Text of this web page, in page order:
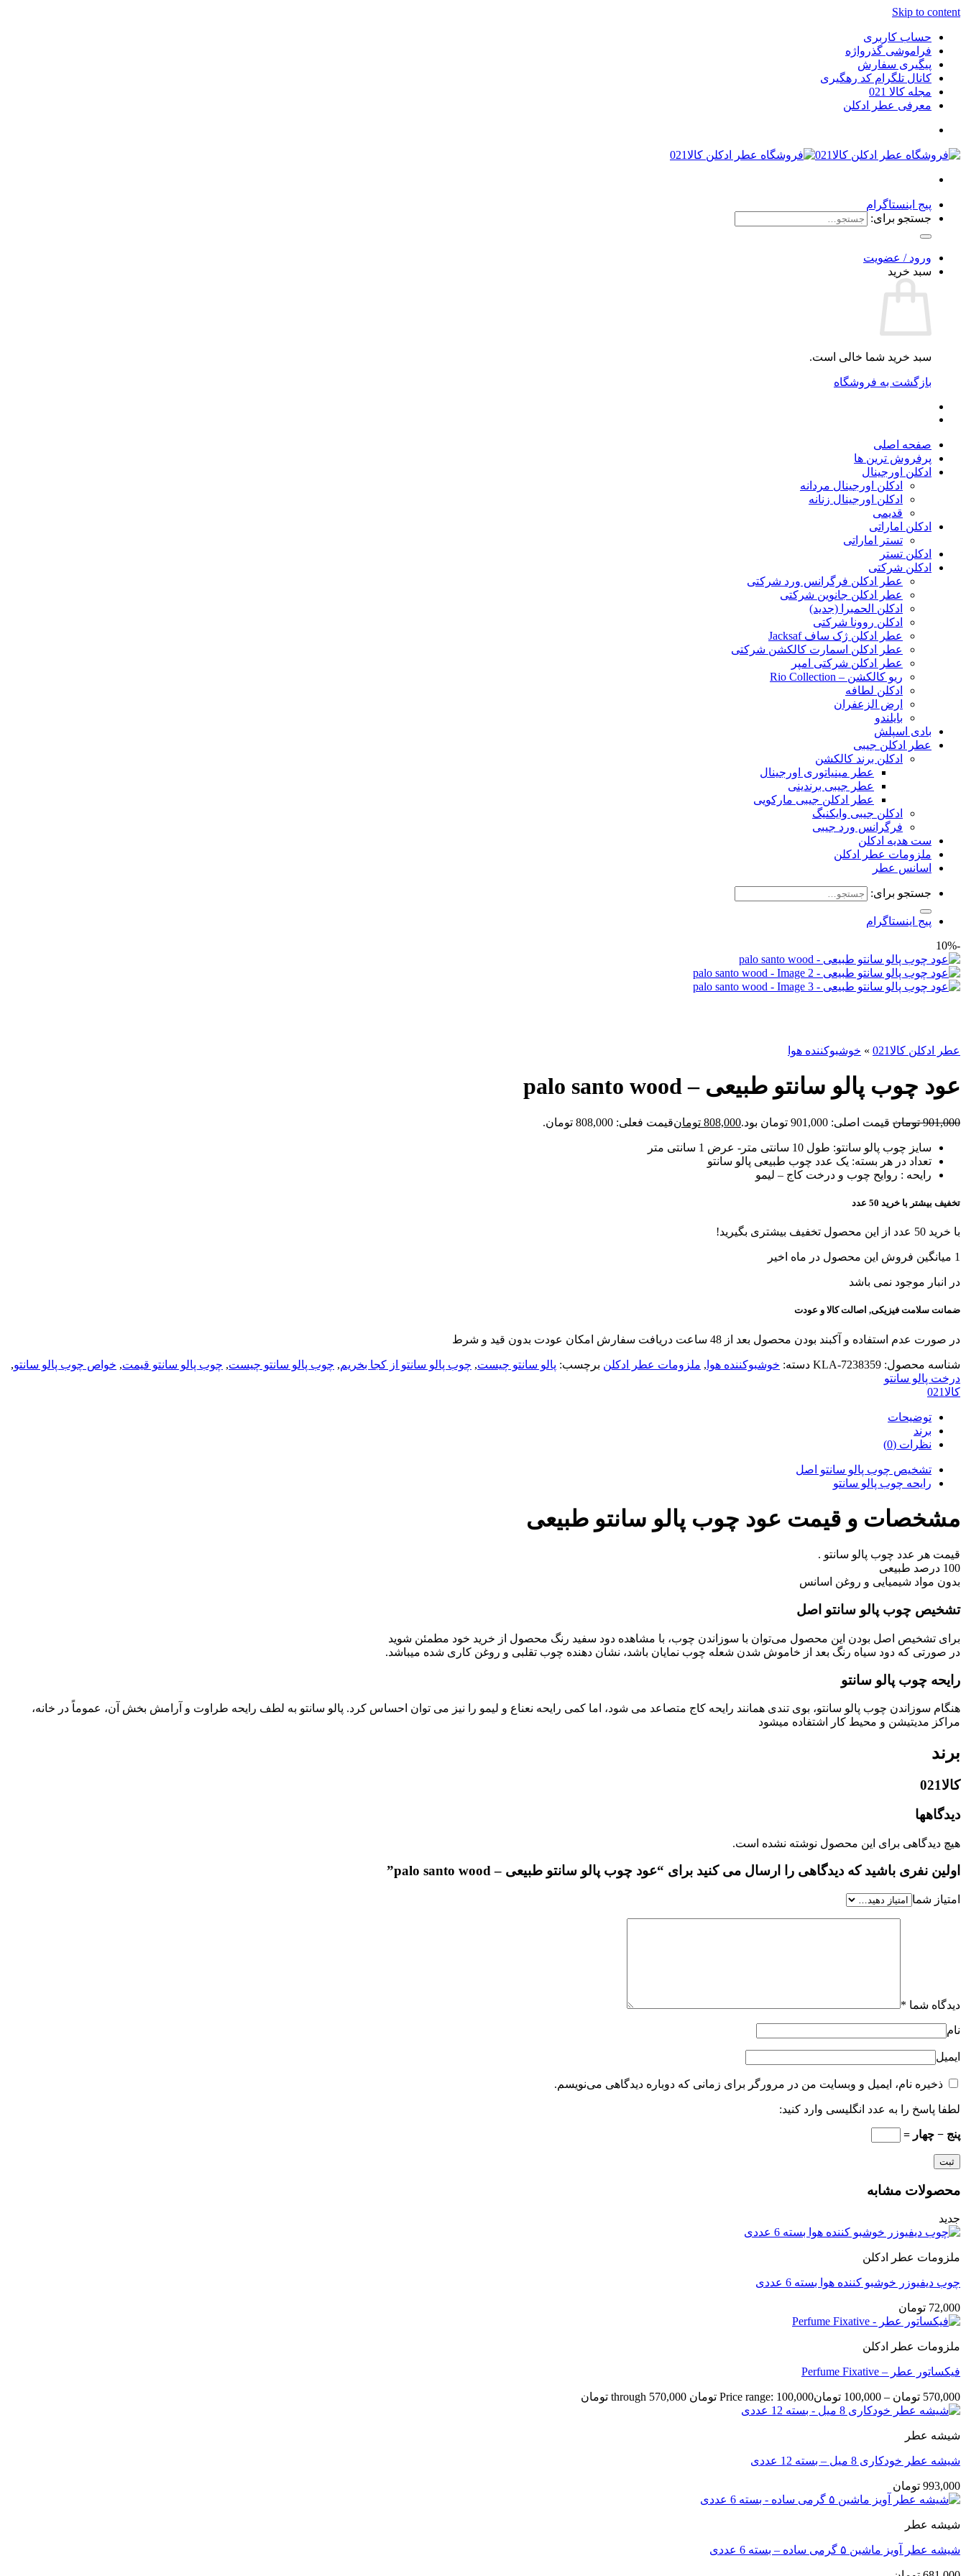
Skip to content
حساب کاربری
فراموشی گذرواژه
پیگیری سفارش
کانال تلگرام کد رهگیری
مجله کالا 021
معرفی عطر ادکلن
پیج اینستاگرام
جستجو برای:
ورود / عضویت
سبد خرید
سبد خرید شما خالی است.
بازگشت به فروشگاه
صفحه اصلی
پرفروش ترین ها
ادکلن اورجینال
ادکلن اورجینال مردانه
ادکلن اورجینال زنانه
قدیمی
ادکلن اماراتی
تستر اماراتی
ادکلن تستر
ادکلن شرکتی
عطر ادکلن فرگرانس ورد شرکتی
عطر ادکلن جانوین شرکتی
ادکلن الحمبرا (جدید)
ادکلن روونا شرکتی
عطر ادکلن ژک‌ ساف Jacksaf
عطر ادکلن اسمارت کالکشن شرکتی
عطر ادکلن شرکتی امپر
ریو کالکشن – Rio Collection
ادکلن لطافه
ارض الزعفران
بایلندو
بادی اسپلش
عطر ادکلن جیبی
ادکلن برند کالکشن
عطر مینیاتوری اورجینال
عطر جیبی برندینی
عطر ادکلن جیبی مارکویی
ادکلن جیبی وایکنیگ
فرگرانس ورد جیبی
ست هدیه ادکلن
ملزومات عطر ادکلن
اسانس عطر
جستجو برای:
پیج اینستاگرام
-10%
عطر ادکلن کالا021 » خوشبوکننده هوا
عود چوب پالو سانتو طبیعی – palo santo wood
901,000 تومان قیمت اصلی: 901,000 تومان بود. 808,000 تومانقیمت فعلی: 808,000 تومان.
سایز چوب پالو سانتو: طول 10 سانتی متر- عرض 1 سانتی متر
تعداد در هر بسته: یک عدد چوب طبیعی پالو سانتو
رایحه : روایح چوب و درخت کاج – لیمو
تخفیف بیشتر با خرید 50 عدد
با خرید 50 عدد از این محصول تخفیف بیشتری بگیرید!
1 میانگین فروش این محصول در ماه اخیر
در انبار موجود نمی باشد
ضمانت سلامت فیزیکی, اصالت کالا و عودت
در صورت عدم استفاده و آکبند بودن محصول بعد از 48 ساعت دریافت سفارش امکان عودت بدون قید و شرط
شناسه محصول: KLA-7238359 دسته: خوشبوکننده هوا , ملزومات عطر ادکلن برچسب: پالو سانتو چیست, چوب پالو سانتو از کجا بخریم, چوب پالو سانتو چیست, چوب پالو سانتو قیمت, خواص چوب پالو سانتو,
درخت پالو سانتو
کالا021
توضیحات
برند
نظرات (0)
تشخیص چوب پالو سانتو اصل
رایحه چوب پالو سانتو
مشخصات و قیمت عود چوب پالو سانتو طبیعی
قیمت هر عدد چوب پالو سانتو .
100 درصد طبیعی
بدون مواد شیمیایی و روغن اسانس
تشخیص چوب پالو سانتو اصل
برای تشخيص اصل بودن این محصول می‌توان با سوزاندن چوب، با مشاهده دود سفید رنگ محصول از خرید خود مطمئن شوید
در صورتی که دود سیاه رنگ بعد از خاموش شدن شعله چوب نمایان باشد، نشان دهنده چوب تقلبی و روغن کاری شده میباشد.
رایحه چوب پالو سانتو
هنگام سوزاندن چوب پالو سانتو، بوی تندی همانند رایحه کاج متصاعد می شود، اما کمی رایحه نعناع و لیمو را نیز می توان احساس کرد. پالو سانتو به لطف رایحه طراوت و آرامش بخش آن، عموماً در خانه،
مراکز مدیتیشن و محیط کار اشتفاده میشود
برند
کالا021
دیدگاهها
هیچ دیدگاهی برای این محصول نوشته نشده است.
اولین نفری باشید که دیدگاهی را ارسال می کنید برای “عود چوب پالو سانتو طبیعی – palo santo wood”
امتیاز شما
دیدگاه شما *
نام
ایمیل
ذخیره نام، ایمیل و وبسایت من در مرورگر برای زمانی که دوباره دیدگاهی می‌نویسم.
لطفا پاسخ را به عدد انگلیسی وارد کنید:
پنج − چهار =
محصولات مشابه
جدید
ملزومات عطر ادکلن
چوب دیفیوزر خوشبو کننده هوا بسته 6 عددی
72,000 تومان
ملزومات عطر ادکلن
فیکساتور عطر – Perfume Fixative
570,000 تومان –
100,000 تومانPrice range: 100,000 تومان through 570,000 تومان
شیشه عطر
شیشه عطر خودکاری 8 میل – بسته 12 عددی
993,000 تومان
شیشه عطر
شیشه عطر آویز ماشین ۵ گرمی ساده – بسته 6 عددی